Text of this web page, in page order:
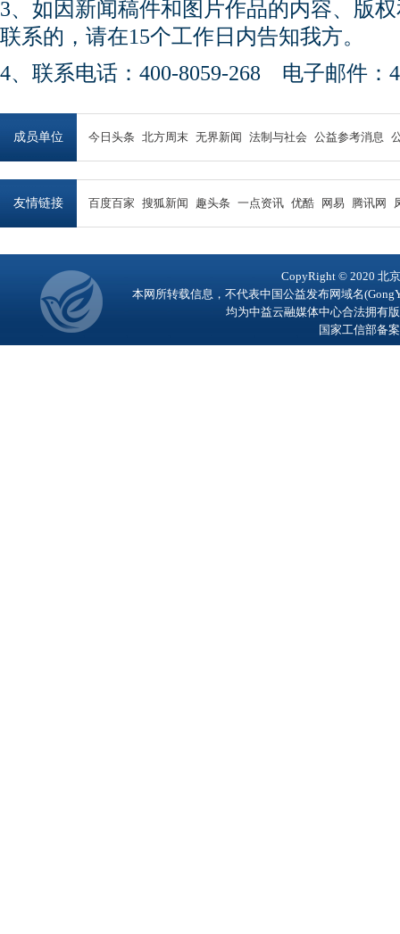
3、如因新闻稿件和图片作品的内容、版
联系的，请在15个工作日内告知我方。
4、联系电话：400-8059-268 电子邮件：
成员单位 今日头条 北方周末 无界新闻 法制与社会 公益参考消息
友情链接 百度百家 搜狐新闻 趣头条 一点资讯 优酷 网易 腾讯网
CopyRight © 2020 北
本网所转载信息，不代表中国公益发布网域名
均为中益云融媒体中心合法拥有
国家工信部备